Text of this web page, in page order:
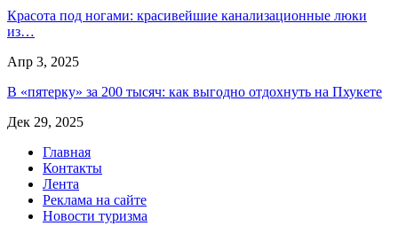
Красота под ногами: красивейшие канализационные люки
из…
Апр 3, 2025
В «пятерку» за 200 тысяч: как выгодно отдохнуть на Пхукете
Дек 29, 2025
Главная
Контакты
Лента
Реклама на сайте
Новости туризма